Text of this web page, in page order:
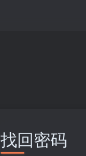
找回密码